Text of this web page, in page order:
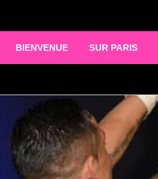
BIENVENUE SUR PARIS